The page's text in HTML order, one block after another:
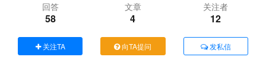
回答
58
文章
4
关注者
12
关注TA 向TA提问 发私信